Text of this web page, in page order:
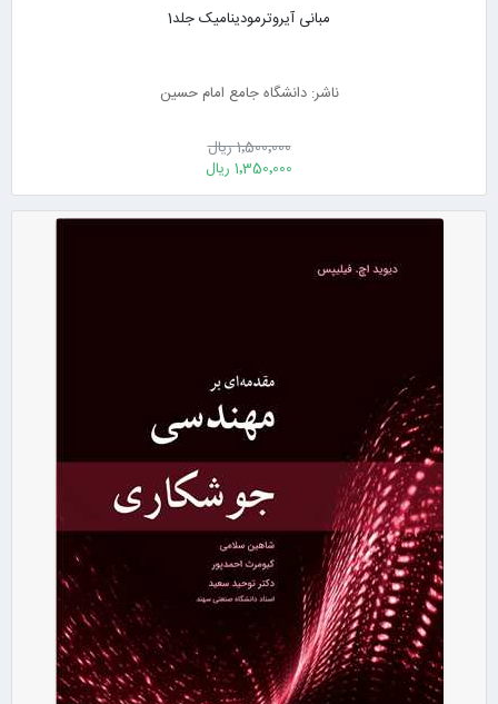
مبانی آیروترمودینامیک جلد1
ناشر: دانشگاه جامع امام حسین
1٬500٬000 ریال
1٬350٬000 ریال